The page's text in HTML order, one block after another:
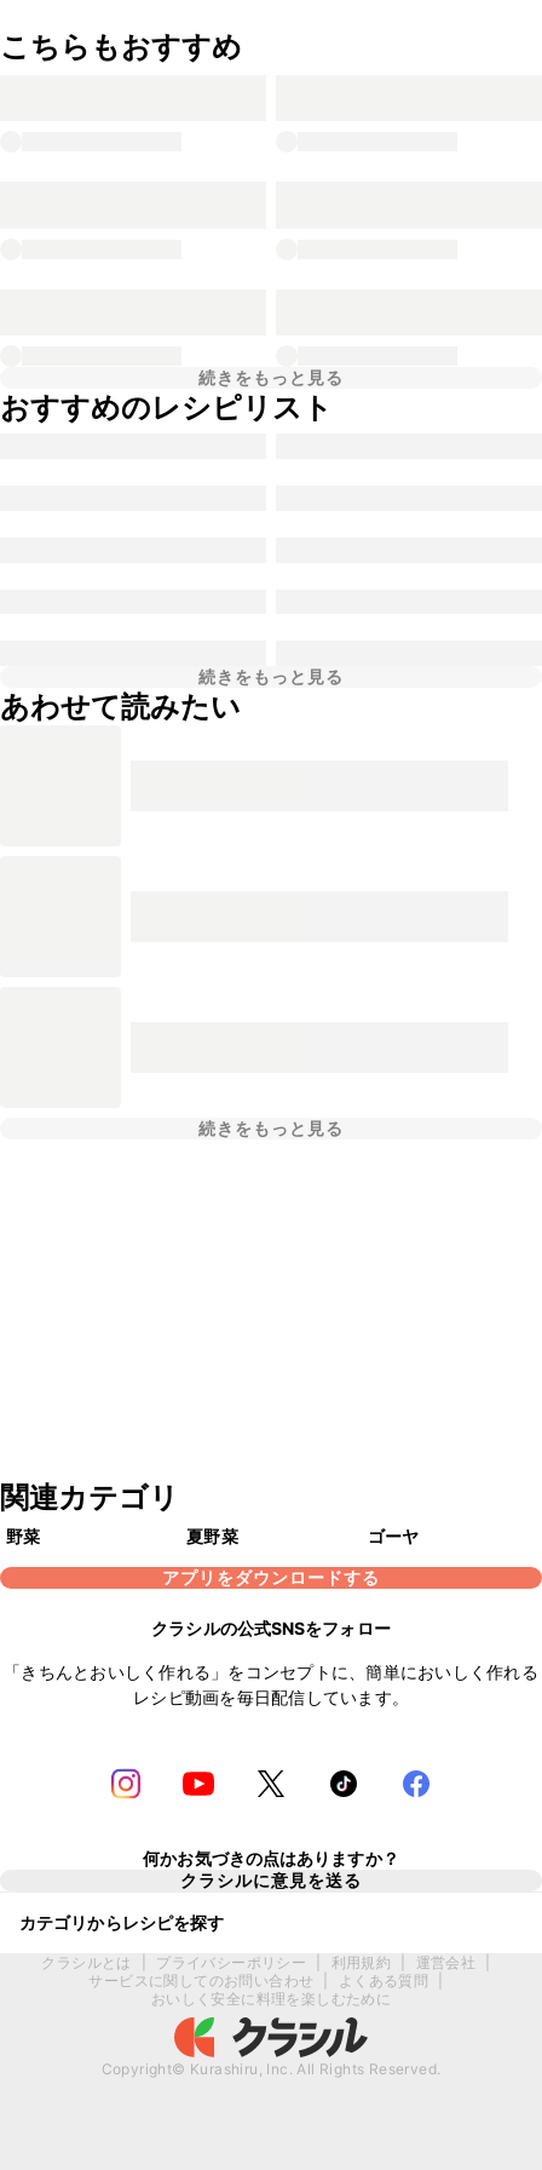
こちらもおすすめ
続きをもっと見る
おすすめのレシピリスト
続きをもっと見る
あわせて読みたい
続きをもっと見る
関連カテゴリ
野菜 夏野菜
ゴーヤ
アプリをダウンロードする
クラシルの公式SNSをフォロー
「きちんとおいしく作れる」をコンセプトに、簡単においしく作れる
レシピ動画を毎日配信しています。
何かお気づきの点はありますか？
クラシルに意見を送る
カテゴリからレシピを探す
クラシルとは プライバシーポリシー 利用規約 運営会社
サービスに関してのお問い合わせ
よくある質問
おいしく安全に料理を楽しむために
Copyright© Kurashiru, Inc. All Rights Reserved.